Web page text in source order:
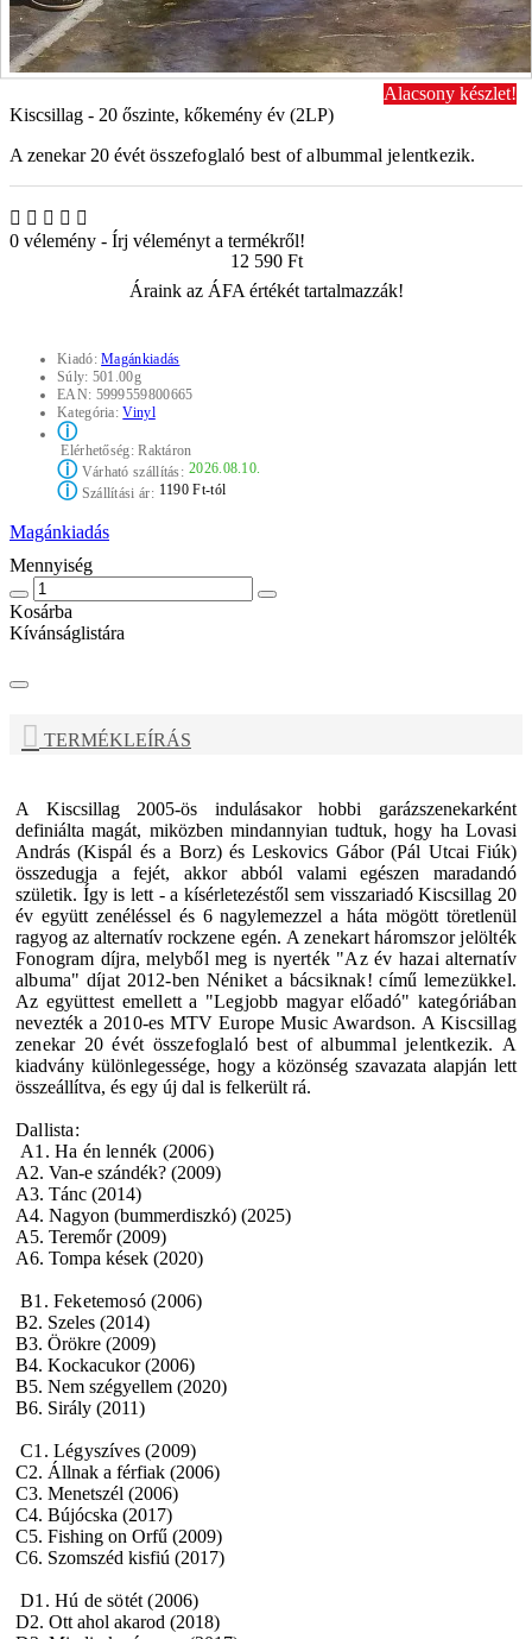
Alacsony készlet!
Kiscsillag - 20 őszinte, kőkemény év (2LP)
A zenekar 20 évét összefoglaló best of albummal jelentkezik.
0 vélemény - Írj véleményt a termékről!
12 590 Ft
Áraink az ÁFA értékét tartalmazzák!
Kiadó:Magánkiadás
Súly: 501.00g
EAN: 5999559800665
Kategória:Vinyl
ⓘ
Elérhetőség:Raktáron
ⓘVárható szállítás: 2026.08.10.
ⓘSzállítási ár: 1190 Ft-tól
Magánkiadás
Mennyiség
Kosárba
Kívánságlistára
TERMÉKLEÍRÁS
A Kiscsillag2005-ös indulásakor hobbi garázszenekarként
definiálta magát, miközben mindannyian tudtuk, hogy ha Lovasi
András (Kispál és a Borz) és Leskovics Gábor (Pál Utcai Fiúk)
összedugja a fejét, akkor abból valami egészen maradandó
születik. Így is lett - a kísérletezéstől sem visszariadó Kiscsillag 20
év együtt zenéléssel és 6 nagylemezzel a háta mögött töretlenül
ragyog az alternatív rockzene egén. A zenekart háromszor jelölték
Fonogram díjra, melyből meg is nyerték "Az év hazai alternatív
albuma" díjat 2012-ben Néniket a bácsiknak! című lemezükkel.
Az együttest emellett a "Legjobb magyar előadó" kategóriában
nevezték a 2010-es MTV Europe Music Awardson. A Kiscsillag
zenekar 20 évét összefoglaló best of albummal jelentkezik. A
kiadvány különlegessége, hogy a közönség szavazata alapján lett
összeállítva, és egy új dal is felkerült rá.
Dallista:
A1. Ha én lennék (2006)
A2. Van-e szándék? (2009)
A3. Tánc (2014)
A4. Nagyon (bummerdiszkó) (2025)
A5. Teremőr (2009)
A6. Tompa kések (2020)
B1. Feketemosó (2006)
B2. Szeles (2014)
B3. Örökre (2009)
B4. Kockacukor (2006)
B5. Nem szégyellem (2020)
B6. Sirály (2011)
C1. Légyszíves (2009)
C2. Állnak a férfiak (2006)
C3. Menetszél (2006)
C4. Bújócska (2017)
C5. Fishing on Orfű (2009)
C6. Szomszéd kisfiú (2017)
D1. Hú de sötét (2006)
D2. Ott ahol akarod (2018)